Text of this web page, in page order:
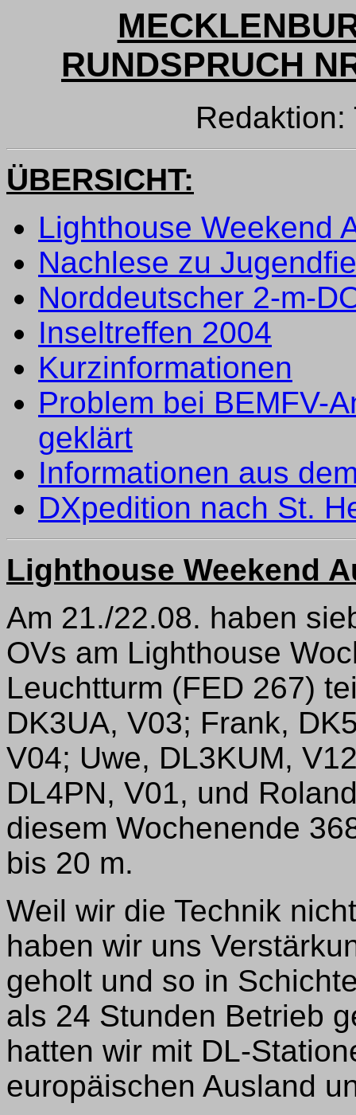
RUNDSPRUCH
Redaktion:
ÜBERSICHT:
Lighthouse Weekend
Nachlese zu
Norddeutscher 2-m-
Inseltreffen 2004
Kurzinformationen
Problem bei BEMFV-
geklärt
Informationen aus
DXpedition nach St.
Lighthouse Weekend
Am 21./22.08. haben
OVs am Lighthouse
Leuchtturm (FED 267)
DK3UA, V03; Frank,
V04; Uwe, DL3KUM,
DL4PN, V01, und
diesem Wochenende
bis 20 m.
Weil wir die Technik
haben wir uns
geholt und so in
als 24 Stunden Betrieb
hatten wir mit DL-
europäischen Ausland